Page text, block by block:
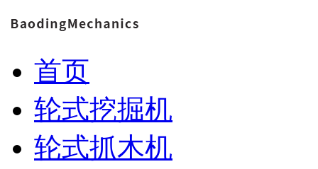
首页
轮式挖掘机
轮式抓木机